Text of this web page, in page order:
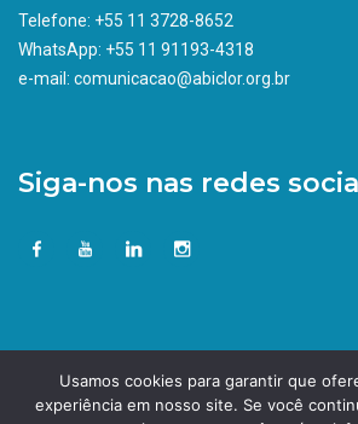
Telefone: +55 11 3728-8652
WhatsApp: +55 11 91193-4318
e-mail: comunicacao@abiclor.org.br
Siga-nos nas redes
Usamos cookies para garantir que
experiência em nosso site. Se você